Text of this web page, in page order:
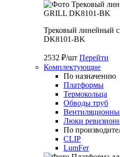
Трековый линейный
DK8101-BK
2532 ₽/шт Перейти
Комплектующие
По назначению
Платформы
Термокольца
Обводы труб
Люки
По
CLIP
LumFer